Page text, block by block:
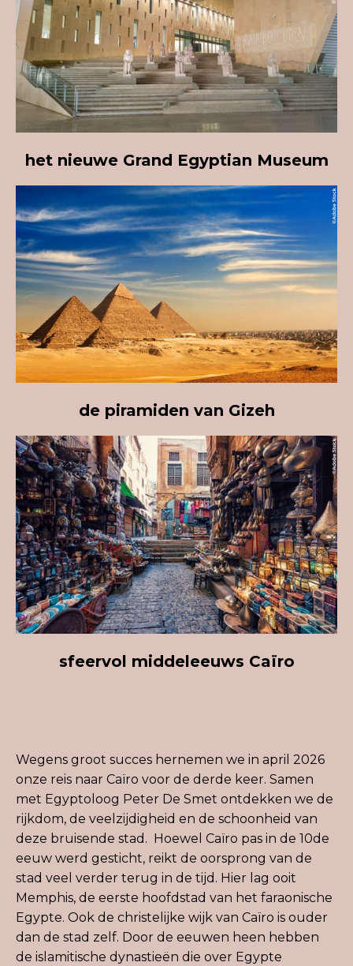
het nieuwe Grand Egyptian Museum
de piramiden van Gizeh
sfeervol middeleeuws Caïro
Wegens groot succes hernemen we in april 2026
onze reis naar Caïro voor de derde keer. Samen
met Egyptoloog Peter De Smet ontdekken we de
rijkdom, de veelzijdigheid en de schoonheid van
deze bruisende stad. Hoewel Caïro pas in de 10de
eeuw werd gesticht, reikt de oorsprong van de
stad veel verder terug in de tijd. Hier lag ooit
Memphis, de eerste hoofdstad van het faraonische
Egypte. Ook de christelijke wijk van Caïro is ouder
dan de stad zelf. Door de eeuwen heen hebben
de islamitische dynastieën die over Egypte